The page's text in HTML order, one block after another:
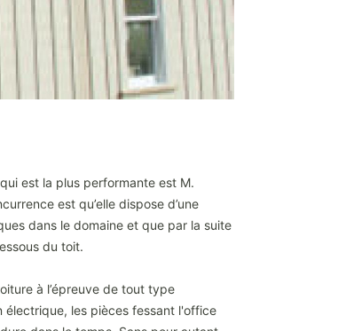
qui est la plus performante est M.
est qu’elle dispose d’une
dans le domaine et que par la suite
du toit.
à l’épreuve de tout type
électrique, les pièces fessant l'office